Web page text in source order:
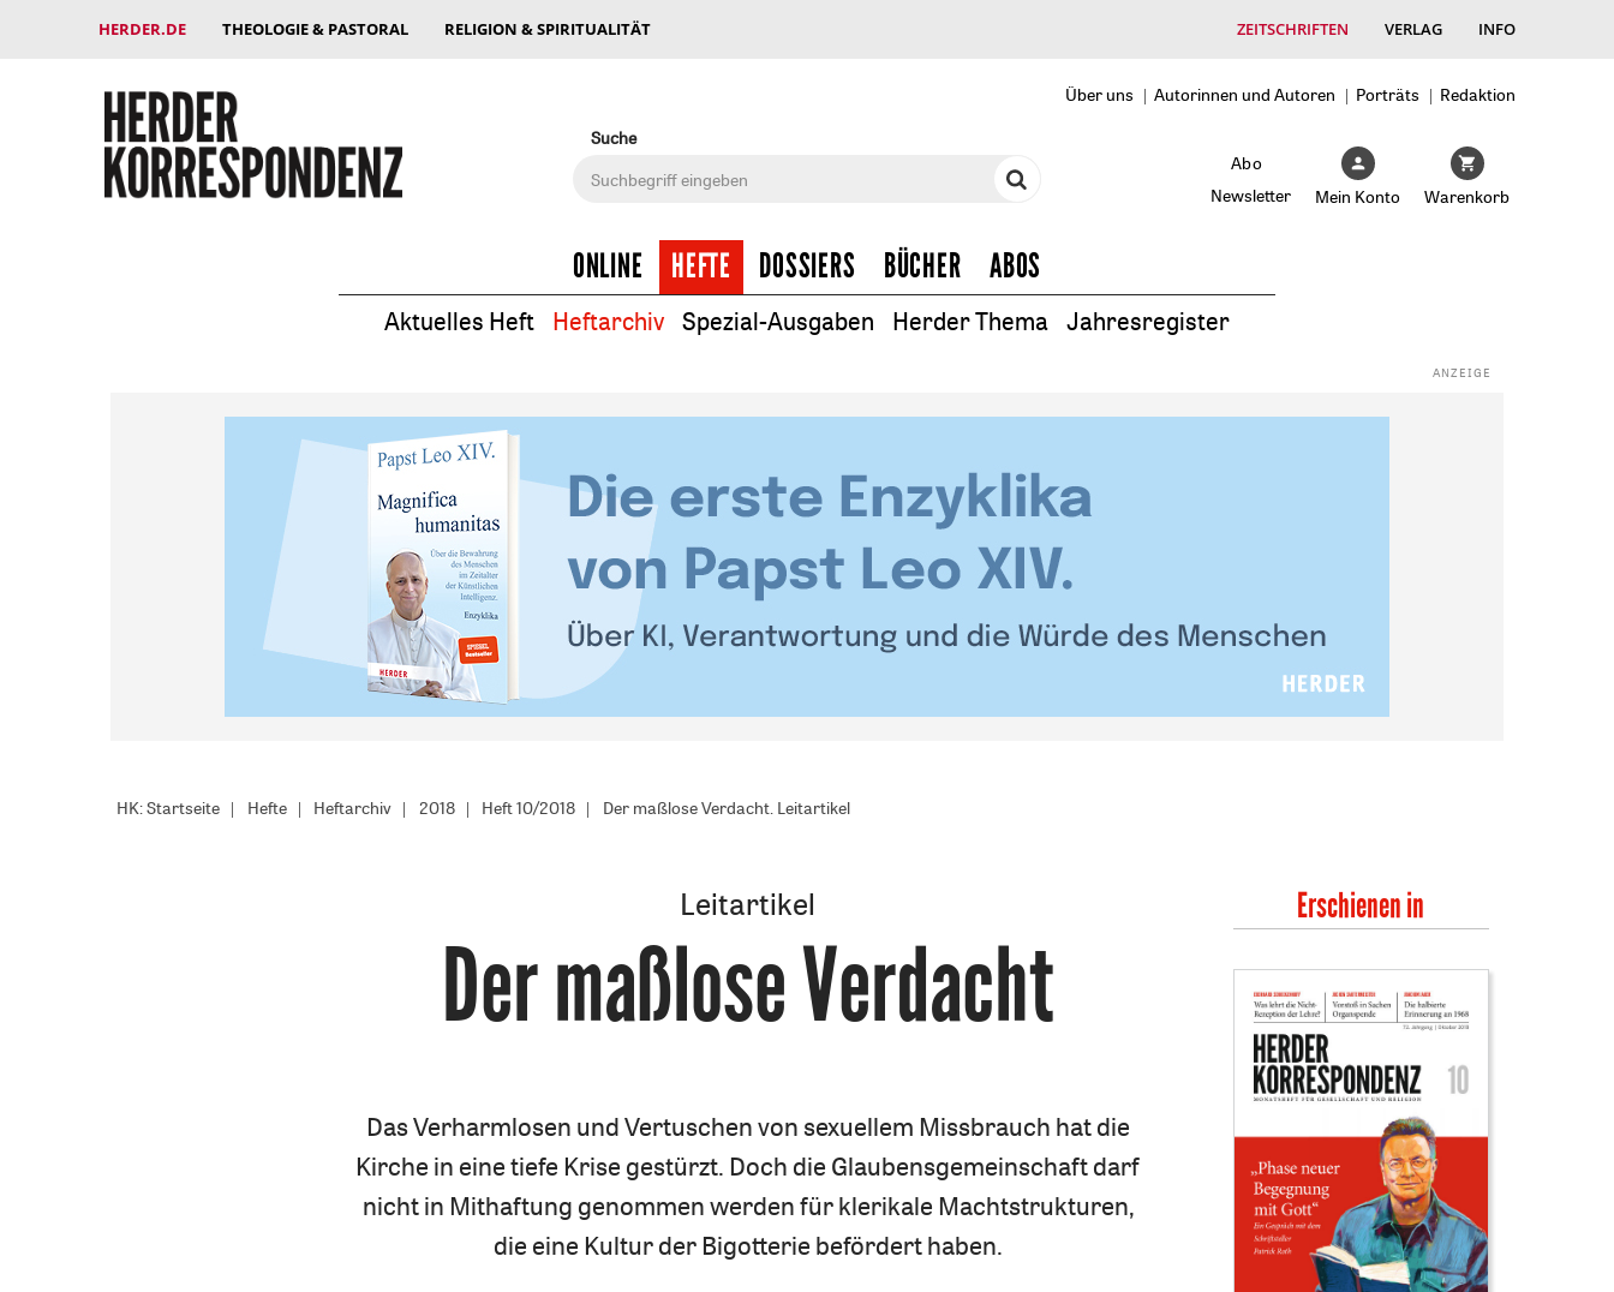
HERDER.DE THEOLOGIE & PASTORAL RELIGION & SPIRITUALITÄT ZEITSCHRIFTEN VERLAG INFO
Über uns Autorinnen und Autoren Porträts
Redaktion
Suche
Abo
Newsletter
Mein Konto Warenkorb
ONLINE HEFTE DOSSIERS BÜCHER ABOS
Aktuelles Heft Heftarchiv Spezial-Ausgaben Herder Thema Jahresregister
HK: Startseite Hefte Heftarchiv 2018 Heft 10/2018 Der maßlose Verdacht. Leitartikel
Leitartikel
:
Der maßlose Verdacht
Das Verharmlosen und Vertuschen von sexuellem Missbrauch hat die
Kirche in eine tiefe Krise gestürzt. Doch die Glaubensgemeinschaft darf
nicht in Mithaftung genommen werden für klerikale Machtstrukturen,
die eine Kultur der Bigotterie befördert haben.
Erschienen in